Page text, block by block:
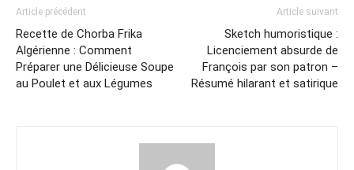
Article précédent
Recette de Chorba Frika
Algérienne : Comment
Préparer une Délicieuse Soupe
au Poulet et aux Légumes
Article suivant
Sketch humoristique :
Licenciement absurde de
François par son patron –
Résumé hilarant et satirique